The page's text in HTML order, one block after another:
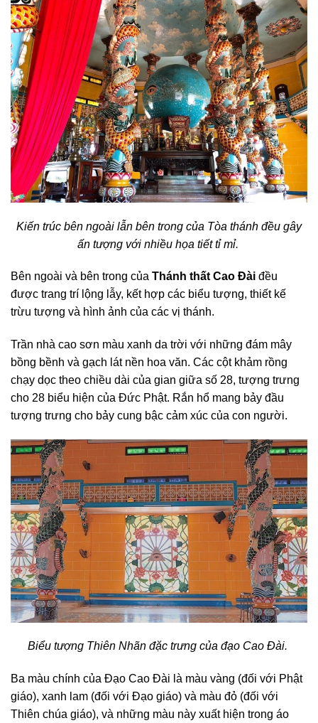
Kiến trúc bên ngoài lẫn bên trong của Tòa thánh đều gây
ấn tượng với nhiều họa tiết tỉ mỉ.
Bên ngoài và bên trong của Thánh thất Cao Đài đều
được trang trí lộng lẫy, kết hợp các biểu tượng, thiết kế
trừu tượng và hình ảnh của các vị thánh.
Trần nhà cao sơn màu xanh da trời với những đám mây
bồng bềnh và gạch lát nền hoa văn. Các cột khảm rồng
chạy dọc theo chiều dài của gian giữa số 28, tượng trưng
cho 28 biểu hiện của Đức Phật. Rắn hổ mang bảy đầu
tượng trưng cho bảy cung bậc cảm xúc của con người.
Biểu tượng Thiên Nhãn đặc trưng của đạo Cao Đài.
Ba màu chính của Đạo Cao Đài là màu vàng (đối với Phật
giáo), xanh lam (đối với Đạo giáo) và màu đỏ (đối với
Thiên chúa giáo), và những màu này xuất hiện trong áo